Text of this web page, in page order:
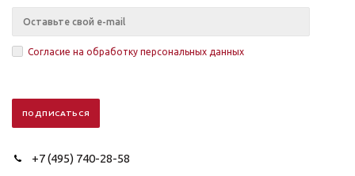
Согласие на обработку персональных данных
+7 (495) 740-28-58